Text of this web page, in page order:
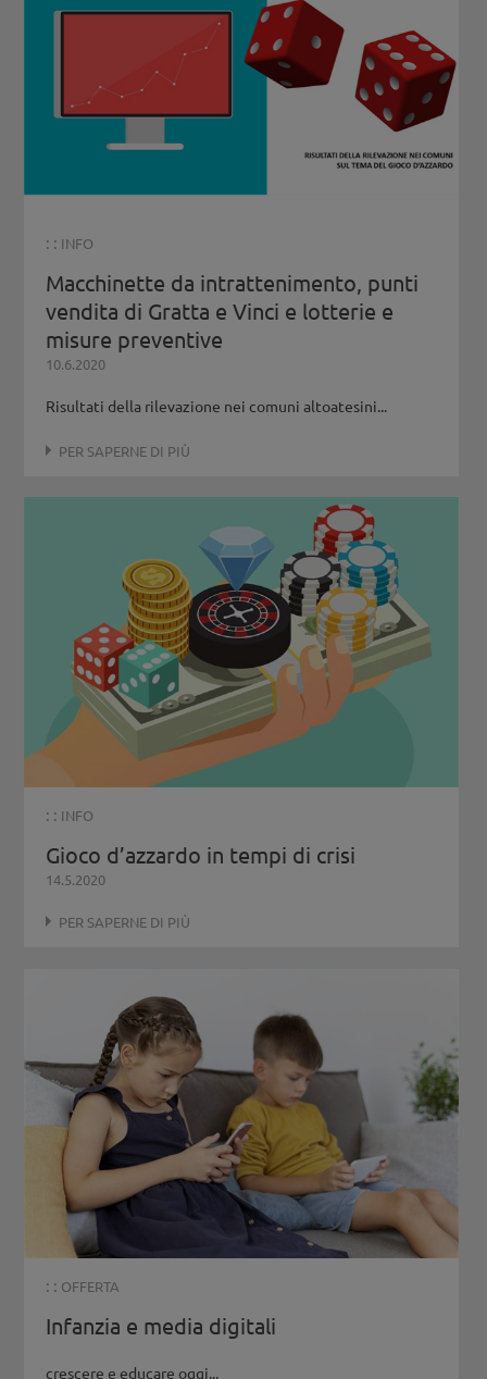
: : INFO
Macchinette da intrattenimento, punti
vendita di Gratta e Vinci e lotterie e
misure preventive
10.6.2020
Risultati della rilevazione nei comuni altoatesini...
PER SAPERNE DI PIÙ
: : INFO
Gioco d’azzardo in tempi di crisi
14.5.2020
PER SAPERNE DI PIÙ
: : OFFERTA
Infanzia e media digitali
crescere e educare oggi...